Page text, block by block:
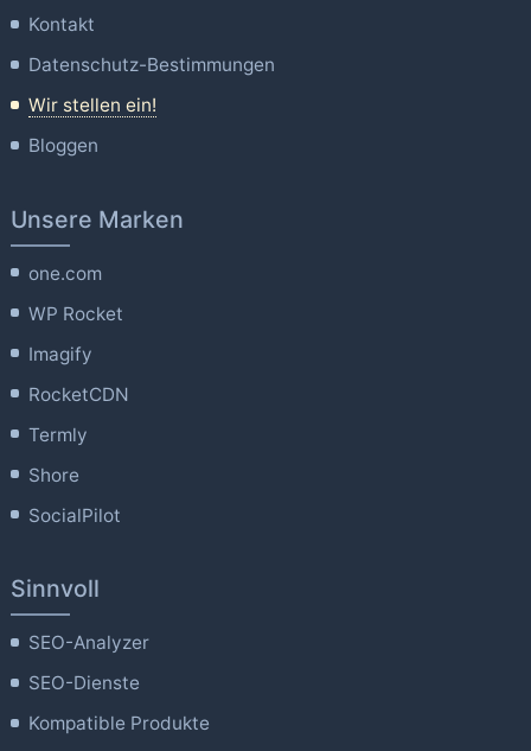
Kontakt
Datenschutz-Bestimmungen
Wir stellen ein!
Bloggen
Unsere Marken
one.com
WP Rocket
Imagify
RocketCDN
Termly
Shore
SocialPilot
Sinnvoll
SEO-Analyzer
SEO-Dienste
Kompatible Produkte